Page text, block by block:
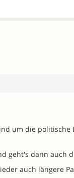
um die
geht's dann auch
auch längere